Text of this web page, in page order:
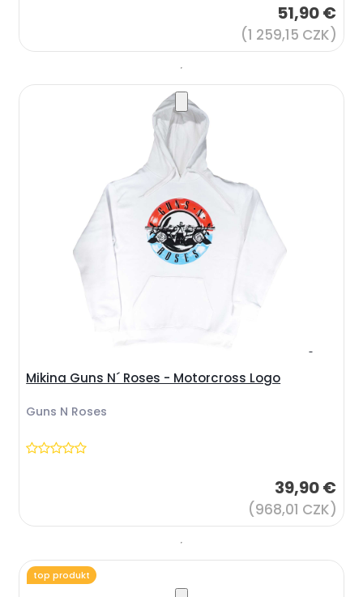
51,90 €
(1 259,15 CZK)
Mikina Guns N´ Roses - Motorcross Logo
Guns N Roses
39,90 €
(968,01 CZK)
top produkt